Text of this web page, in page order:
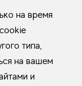
на время
типа,
на вашем
и